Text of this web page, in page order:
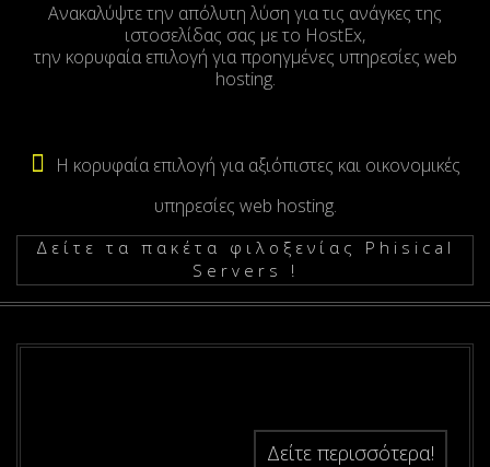
Ανακαλύψτε την απόλυτη λύση για τις ανάγκες της
ιστοσελίδας σας με το HostEx,
την κορυφαία επιλογή για προηγμένες υπηρεσίες web
hosting.
Η κορυφαία επιλογή για αξιόπιστες και οικονομικές
υπηρεσίες web hosting.
Δείτε τα πακέτα φιλοξενίας Phisical
Servers !
Δείτε περισσότερα!